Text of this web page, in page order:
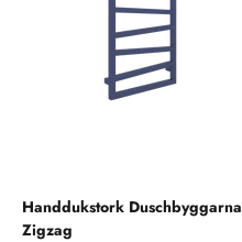
Handdukstork Duschbyggarna
Zigzag